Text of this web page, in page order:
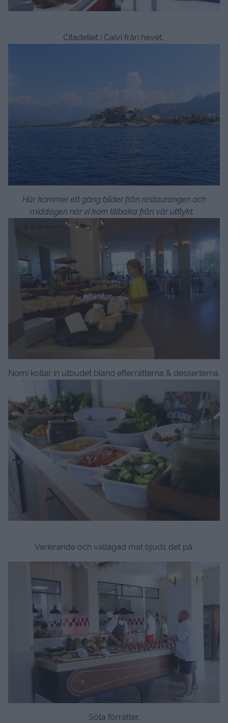
Citadellet i Calvi från havet.
Här kommer ett gäng bilder från restaurangen och
middagen när vi kom tillbaka från vår utflykt.
Nomi kollar in utbudet bland efterrätterna & desserterna.
Varierande och vällagad mat bjuds det på.
Söta förrätter.